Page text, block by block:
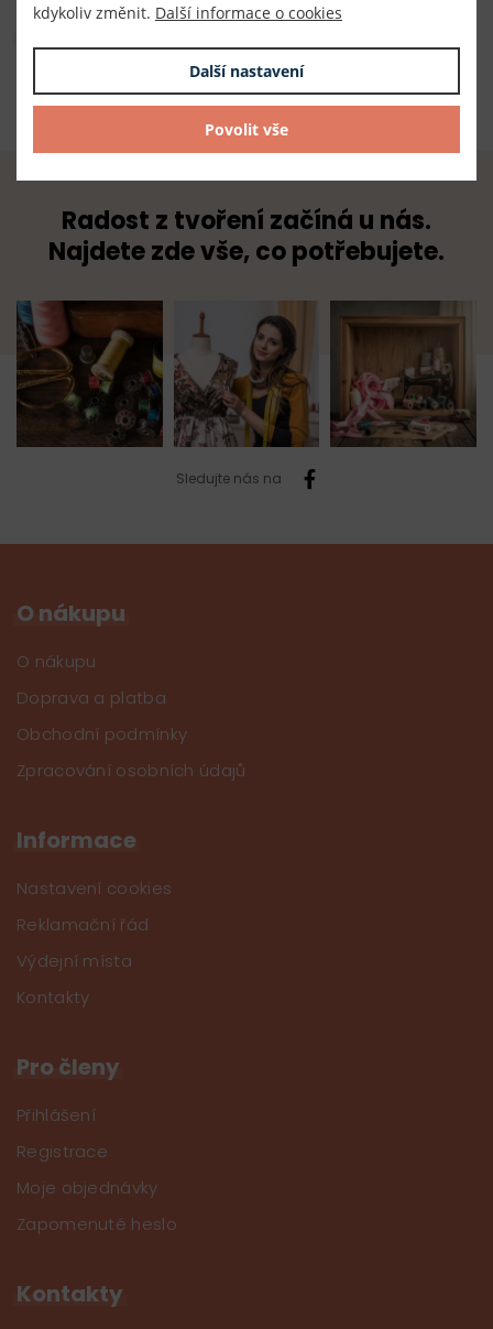
Složení
Radost z tvoření začíná u nás.
Najdete zde vše, co potřebujete.
Sledujte nás na
O nákupu
O nákupu
Doprava a platba
Obchodní podmínky
Zpracování osobních údajů
Informace
Nastavení cookies
Reklamační řád
Výdejní místa
Kontakty
Pro členy
Přihlášení
Registrace
Moje objednávky
Zapomenuté heslo
Kontakty
kdykoliv změnit. Další informace o cookies
Další nastavení
Povolit vše